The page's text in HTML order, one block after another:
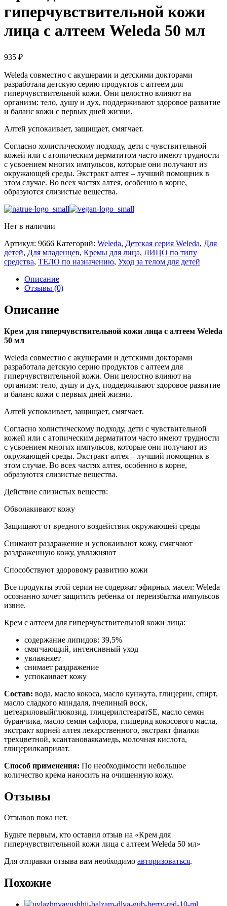
гиперчувствительной кожи
лица с алтеем Weleda 50 мл
935 ₽
Weleda совместно с акушерами и детскими докторами
разработала детскую серию продуктов с алтеем для
гиперчувствительной кожи. Они целостно влияют на
организм: тело, душу и дух, поддерживают здоровое развитие
и баланс кожи с первых дней жизни.
Алтей успокаивает, защищает, смягчает.
Согласно холистическому подходу, дети с чувствительной
кожей или с атопическим дерматитом часто имеют трудности
с усвоением многих импульсов, которые они получают из
окружающей среды. Экстракт алтея – лучший помощник в
этом случае. Во всех частях алтея, особенно в корне,
образуются слизистые вещества.
Нет в наличии
Артикул: 9666 Категорий: Weleda, Детская серия Weleda, Для
детей, Для младенцев, Кремы для лица, ЛИЦО по типу
средства, ТЕЛО по назначению, Уход за телом для детей
Описание
Отзывы (0)
Описание
Крем для гиперчувствительной кожи лица с алтеем Weleda
50 мл
Weleda совместно с акушерами и детскими докторами
разработала детскую серию продуктов с алтеем для
гиперчувствительной кожи. Они целостно влияют на
организм: тело, душу и дух, поддерживают здоровое развитие
и баланс кожи с первых дней жизни.
Алтей успокаивает, защищает, смягчает.
Согласно холистическому подходу, дети с чувствительной
кожей или с атопическим дерматитом часто имеют трудности
с усвоением многих импульсов, которые они получают из
окружающей среды. Экстракт алтея – лучший помощник в
этом случае. Во всех частях алтея, особенно в корне,
образуются слизистые вещества.
Действие слизистых веществ:
Обволакивают кожу
Защищают от вредного воздействия окружающей среды
Снимают раздражение и успокаивают кожу, смягчают
раздраженную кожу, увлажняют
Способствуют здоровому развитию кожи
Все продукты этой серии не содержат эфирных масел: Weleda
осознанно хочет защитить ребенка от переизбытка импульсов
извне.
Крем с алтеем для гиперчувствительной кожи лица:
содержание липидов: 39,5%
смягчающий, интенсивный уход
увлажняет
снимает раздражение
успокаивает кожу
Состав: вода, масло кокоса, масло кунжута, глицерин, спирт,
масло сладкого миндаля, пчелиный воск,
цетеариловыйглюкозид, глицерилстеаратSE, масло семян
буранчика, масло семян сафлора, глицерид кокосового масла,
экстракт корней алтея лекарственного, экстракт фиалки
трехцветной, ксантановаякамедь, молочная кислота,
глицерилкаприлат.
Способ применения: По необходимости небольшое
количество крема наносить на очищенную кожу.
Отзывы
Отзывов пока нет.
Будьте первым, кто оставил отзыв на «Крем для
гиперчувствительной кожи лица с алтеем Weleda 50 мл»
Для отправки отзыва вам необходимо авторизоваться.
Похожие